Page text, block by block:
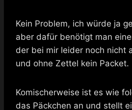
Kein Problem, ich würde ja
aber dafür benötigt man
der bei mir leider noch nicht
und ohne Zettel kein Packet.
Komischerweise ist es wie
das Päckchen an und stellt